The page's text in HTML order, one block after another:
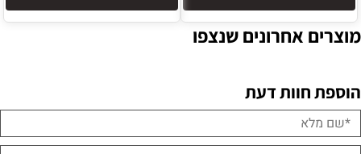
מוצרים אחרונים שנצפו
הוספת חוות דעת